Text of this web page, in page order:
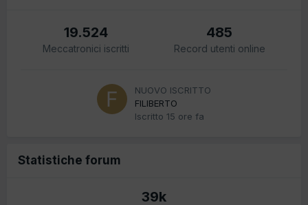
19.524
Meccatronici iscritti
485
Record utenti online
NUOVO ISCRITTO
FILIBERTO
Iscritto 15 ore fa
Statistiche forum
39k